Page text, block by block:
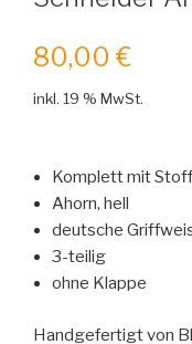
80,00 €
inkl. 19 % MwSt.
Komplett mit
Ahorn, hell
deutsche
3-teilig
ohne Klappe
Handgefertigt von